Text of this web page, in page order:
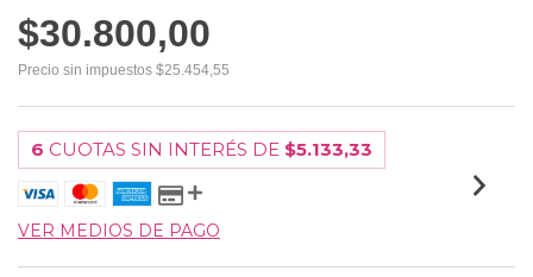
$30.800,00
Precio sin impuestos $25.454,55
6 CUOTAS SIN INTERÉS DE $5.133,33
VER MEDIOS DE PAGO